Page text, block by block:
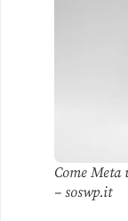
Come Meta
– soswp.it